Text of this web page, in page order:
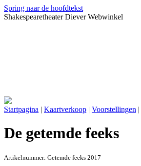
Spring naar de hoofdtekst
Shakespearetheater Diever Webwinkel
Startpagina | Kaartverkoop | Voorstellingen |
De getemde feeks
Artikelnummer: Getemde feeks 2017